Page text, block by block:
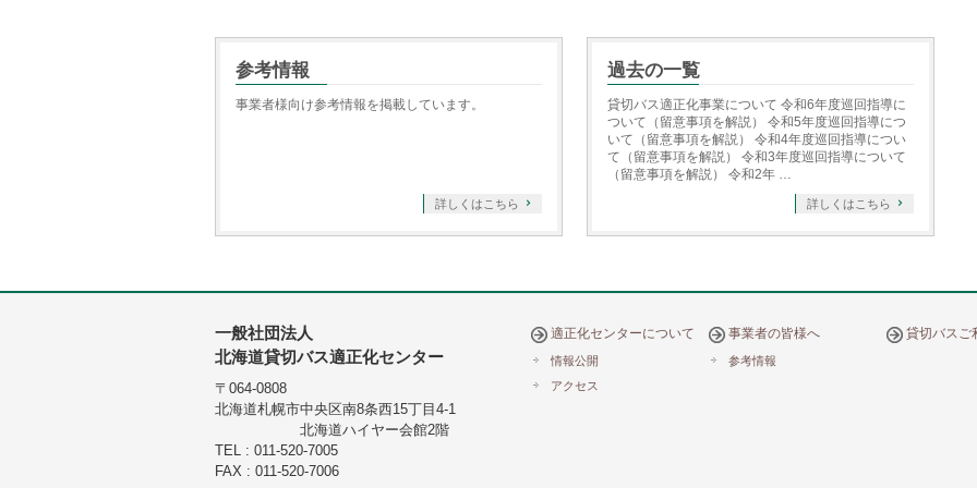
参考情報
事業者様向け参考情報を掲載しています。
詳しくはこちら
過去の一覧
貸切バス適正化事業について 令和6年度巡回指導に
ついて（留意事項を解説） 令和5年度巡回指導につ
いて（留意事項を解説） 令和4年度巡回指導につい
て（留意事項を解説） 令和3年度巡回指導について
（留意事項を解説） 令和2年 …
詳しくはこちら
一般社団法人
北海道貸切バス適正化センター
〒064-0808
北海道札幌市中央区南8条西15丁目4-1
北海道ハイヤー会館2階
TEL : 011-520-7005
FAX : 011-520-7006
適正化センターについて
情報公開
アクセス
事業者の皆様へ
参考情報
貸切バスご